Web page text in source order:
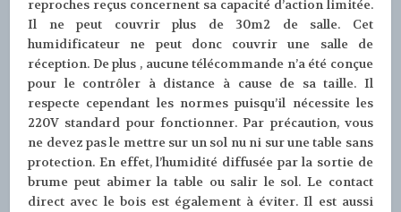
reproches reçus concernent sa capacité d’action limitée.
Il ne peut couvrir plus de 30m2 de salle. Cet
humidificateur ne peut donc couvrir une salle de
réception. De plus , aucune télécommande n’a été conçue
pour le contrôler à distance à cause de sa taille. Il
respecte cependant les normes puisqu’il nécessite les
220V standard pour fonctionner. Par précaution, vous
ne devez pas le mettre sur un sol nu ni sur une table sans
protection. En effet, l’humidité diffusée par la sortie de
brume peut abimer la table ou salir le sol. Le contact
direct avec le bois est également à éviter. Il est aussi